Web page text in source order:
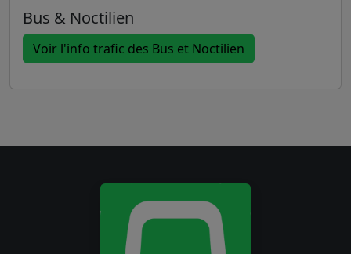
Bus & Noctilien
Voir l'info trafic des Bus et Noctilien